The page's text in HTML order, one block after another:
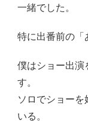
一緒でした。
特に出番前の「
僕はショー出演
す。
ソロでショー
いる。